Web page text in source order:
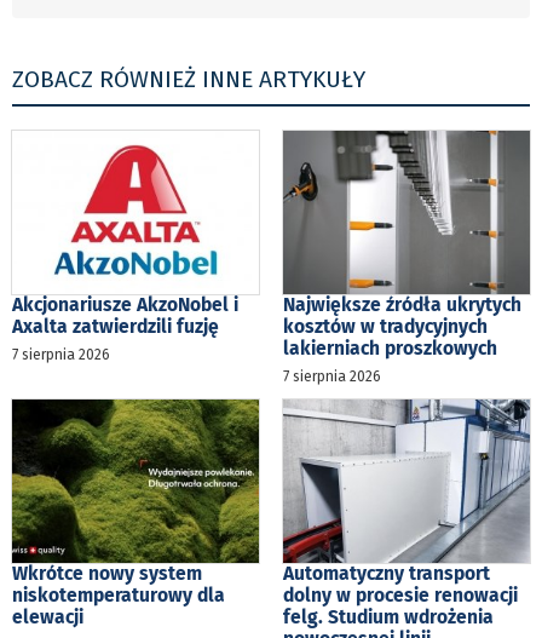
ZOBACZ RÓWNIEŻ INNE ARTYKUŁY
Akcjonariusze AkzoNobel i
Axalta zatwierdzili fuzję
7 sierpnia 2026
Największe źródła ukrytych
kosztów w tradycyjnych
lakierniach proszkowych
7 sierpnia 2026
Wkrótce nowy system
niskotemperaturowy dla
elewacji
Automatyczny transport
dolny w procesie renowacji
felg. Studium wdrożenia